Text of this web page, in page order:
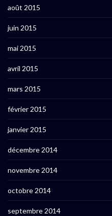
août 2015
juin 2015
mai 2015
avril 2015
mars 2015
février 2015
janvier 2015
décembre 2014
novembre 2014
octobre 2014
septembre 2014